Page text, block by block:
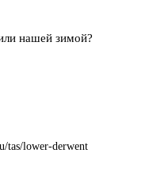
нашей зимой?
tas/lower-derwent